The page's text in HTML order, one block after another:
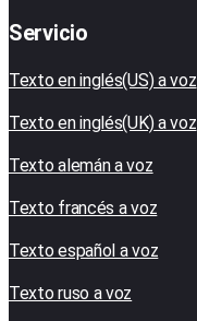
Servicio
Texto en inglés(US) a voz
Texto en inglés(UK) a voz
Texto alemán a voz
Texto francés a voz
Texto español a voz
Texto ruso a voz